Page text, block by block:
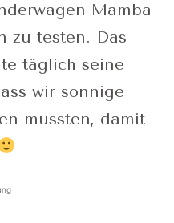
Mamba
zu testen. Das
täglich seine
wir sonnige
mussten, damit